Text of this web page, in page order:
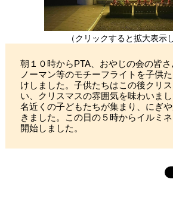
（クリックすると拡大表示
朝１０時からPTA、おやじの会の皆
ノーマン等のモチーフライトを子供
けしました。子供たちはこの後クリ
い、クリスマスの雰囲気を味わいま
名近くの子どもたちが集まり、にぎ
きました。この日の５時からイルミ
開始しました。